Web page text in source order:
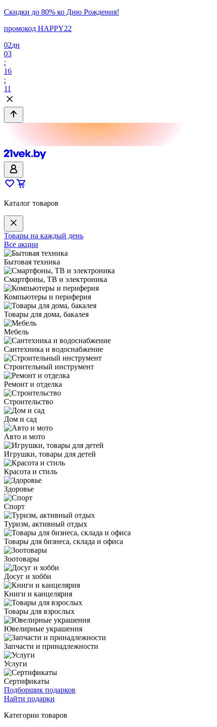
Скидки до 80% ко Дню Рождения!
промокод HAPPY22
02дн
03
:
16
:
11
Каталог товаров
Товары на каждый день
Все акции
Бытовая техника
Смартфоны, ТВ и электроника
Компьютеры и периферия
Товары для дома, бакалея
Мебель
Сантехника и водоснабжение
Строительный инструмент
Ремонт и отделка
Строительство
Дом и сад
Авто и мото
Игрушки, товары для детей
Красота и стиль
Здоровье
Спорт
Туризм, активный отдых
Товары для бизнеса, склада и офиса
Зоотовары
Досуг и хобби
Книги и канцелярия
Товары для взрослых
Ювелирные украшения
Запчасти и принадлежности
Услуги
Сертификаты
Подборщик подарков
Найти подарки
Категории товаров